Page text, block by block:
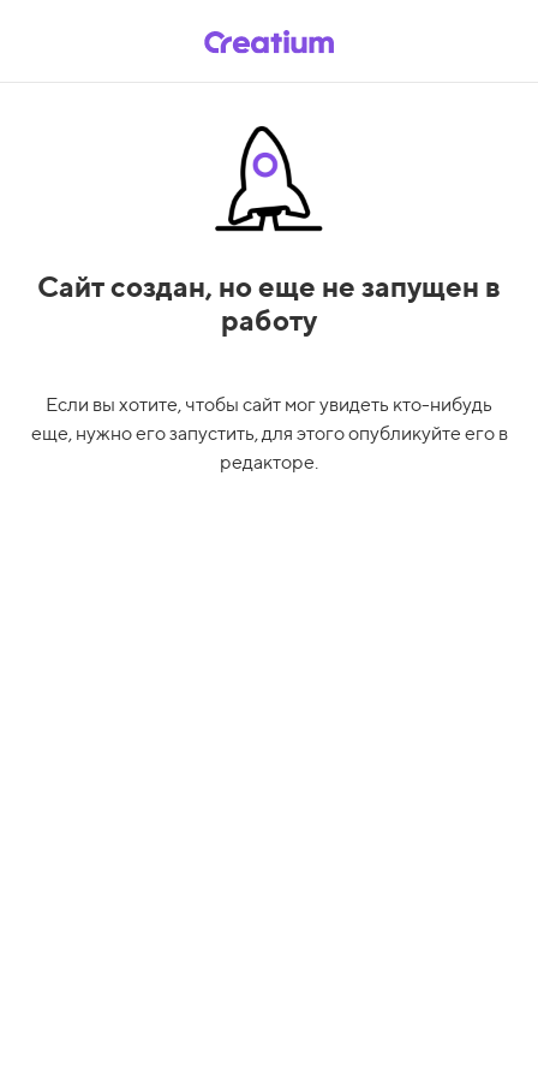
Сайт создан, но еще не запущен в
работу
Если вы хотите, чтобы сайт мог увидеть кто-нибудь
еще, нужно его запустить, для этого опубликуйте его в
редакторе.